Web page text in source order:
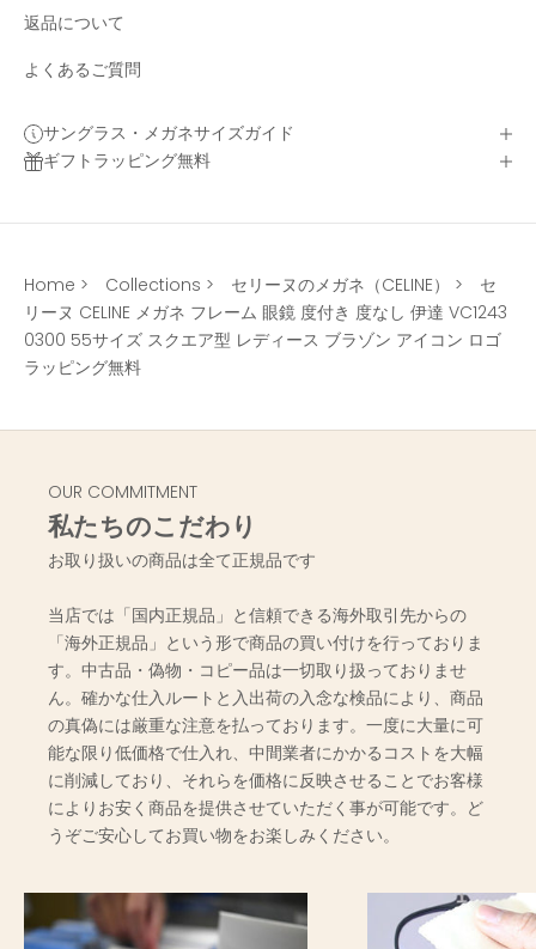
返品について
よくあるご質問
サングラス・メガネサイズガイド
ギフトラッピング無料
Home > Collections > セリーヌのメガネ（CELINE） >
セ
リーヌ CELINE メガネ フレーム 眼鏡 度付き 度なし 伊達 VC1243
0300 55サイズ スクエア型 レディース ブラゾン アイコン ロゴ
ラッピング無料
OUR COMMITMENT
私たちのこだわり
お取り扱いの商品は全て正規品です
当店では「国内正規品」と信頼できる海外取引先からの
「海外正規品」という形で商品の買い付けを行っておりま
す。中古品・偽物・コピー品は一切取り扱っておりませ
ん。確かな仕入ルートと入出荷の入念な検品により、商品
の真偽には厳重な注意を払っております。一度に大量に可
能な限り低価格で仕入れ、中間業者にかかるコストを大幅
に削減しており、それらを価格に反映させることでお客様
によりお安く商品を提供させていただく事が可能です。ど
うぞご安心してお買い物をお楽しみください。